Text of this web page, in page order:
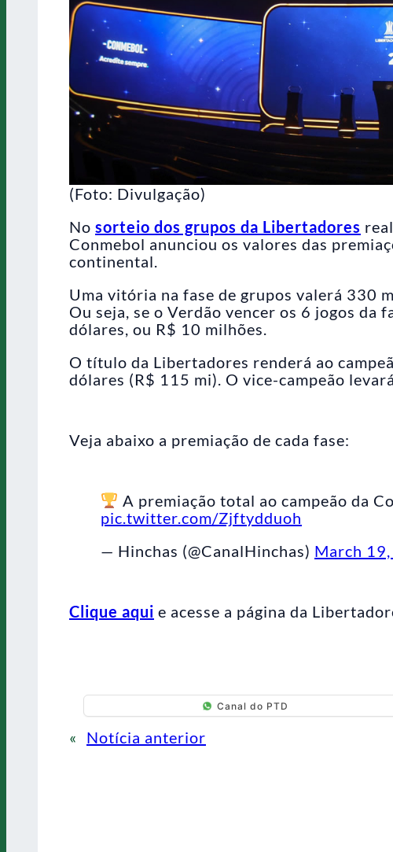
(Foto: Divulgação)
No sorteio dos grupos da Libertadores
Conmebol anunciou os valores das
continental.
Uma vitória na fase de grupos valerá 330
Ou seja, se o Verdão vencer os 6 jogos da
dólares, ou R$ 10 milhões.
O título da Libertadores renderá ao
dólares (R$ 115 mi). O vice-campeão
Veja abaixo a premiação de cada fase:
A premiação total ao campeão da
pic.twitter.com/Zjftydduoh
— Hinchas (@CanalHinchas) March
Clique aqui e acesse a página da
Canal do PTD
« Notícia anterior